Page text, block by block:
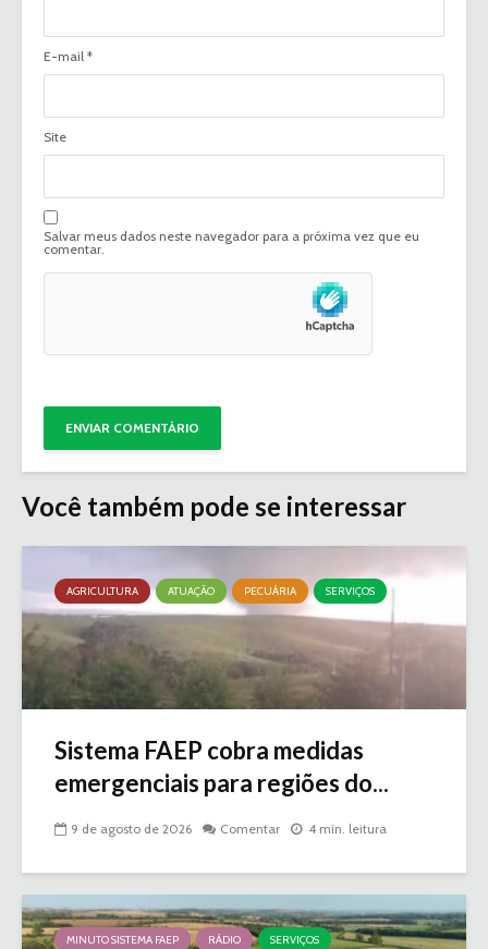
E-mail *
Site
Salvar meus dados neste navegador para a próxima vez que eu
comentar.
Você também pode se interessar
AGRICULTURA ATUAÇÃO PECUÁRIA SERVIÇOS
Sistema FAEP cobra medidas
emergenciais para regiões do...
9 de agosto de 2026 Comentar 4 min. leitura
MINUTO SISTEMA FAEP RÁDIO SERVIÇOS